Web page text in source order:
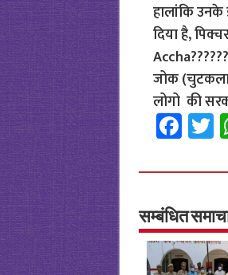
हालांकि उनके
दिया है,
जोक
लोगो की
Fa
ce
b
o
o
k
T
सम्बंधित